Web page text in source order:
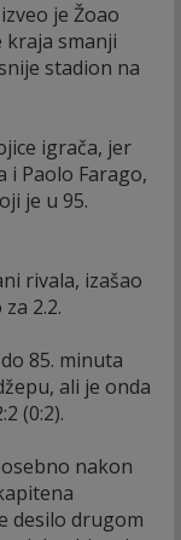
je Žoao
kraja smanji
stadion na
igrača, jer
i Paolo Farago,
je u 95.
rivala, izašao
2.2.
85. minuta
ali je onda
(0:2).
nakon
desilo drugom